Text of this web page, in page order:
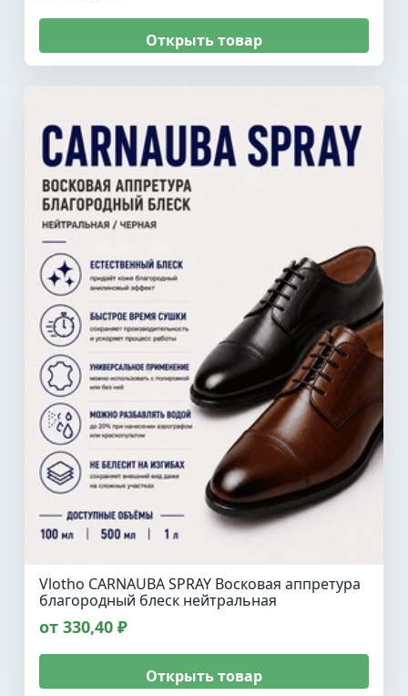
Открыть товар
Vlotho CARNAUBA SPRAY Восковая аппретура
благородный блеск нейтральная
от 330,40 ₽
Открыть товар